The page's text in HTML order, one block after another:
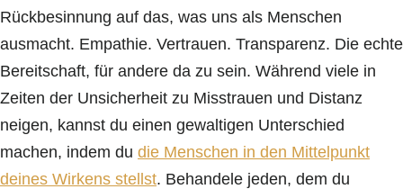
Rückbesinnung auf das, was uns als Menschen
ausmacht. Empathie. Vertrauen. Transparenz. Die echte
Bereitschaft, für andere da zu sein. Während viele in
Zeiten der Unsicherheit zu Misstrauen und Distanz
neigen, kannst du einen gewaltigen Unterschied
machen, indem du die Menschen in den Mittelpunkt
deines Wirkens stellst. Behandele jeden, dem du